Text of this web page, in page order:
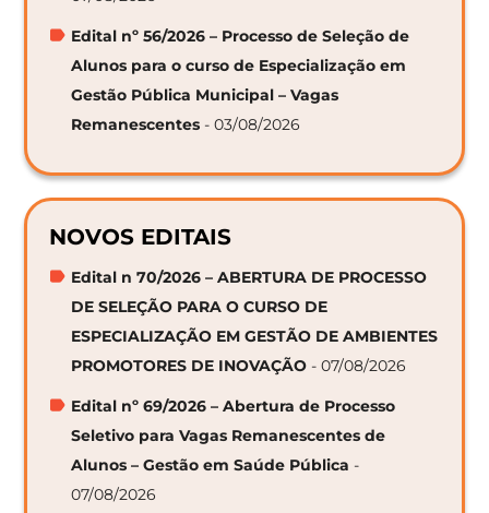
Edital nº 56/2026 – Processo de Seleção de
Alunos para o curso de Especialização em
Gestão Pública Municipal – Vagas
Remanescentes - 03/08/2026
NOVOS EDITAIS
Edital n 70/2026 – ABERTURA DE PROCESSO
DE SELEÇÃO PARA O CURSO DE
ESPECIALIZAÇÃO EM GESTÃO DE AMBIENTES
PROMOTORES DE INOVAÇÃO - 07/08/2026
Edital nº 69/2026 – Abertura de Processo
Seletivo para Vagas Remanescentes de
Alunos – Gestão em Saúde Pública -
07/08/2026